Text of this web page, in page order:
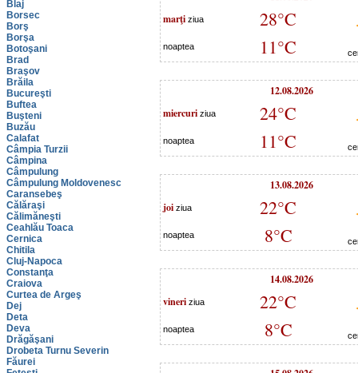
Blaj
Borsec
Borş
Borşa
Botoşani
Brad
Braşov
Brăila
Bucureşti
Buftea
Buşteni
Buzău
Calafat
Câmpia Turzii
Câmpina
Câmpulung
Câmpulung Moldovenesc
Caransebeş
Călăraşi
Călimăneşti
Ceahlău Toaca
Cernica
Chitila
Cluj-Napoca
Constanţa
Craiova
Curtea de Argeş
Dej
Deta
Deva
Drăgăşani
Drobeta Turnu Severin
Făurei
marţi ziua 28°C
noaptea 11°C
12.08.2026
miercuri ziua 24°C
noaptea 11°C
13.08.2026
joi ziua 22°C
noaptea 8°C
14.08.2026
vineri ziua 22°C
noaptea 8°C